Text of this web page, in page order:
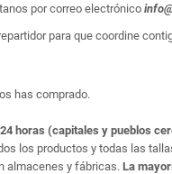
por correo electrónico
para que coordine
has comprado.
24 horas (capitales y pueblos
los productos y todas las
almacenes y fábricas. La